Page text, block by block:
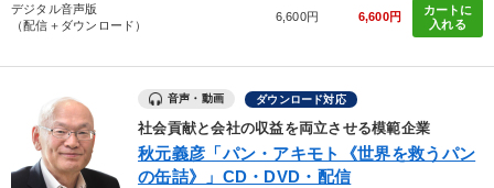
デジタル音声版
（配信＋ダウンロード）
6,600円 6,600円
カートに
入れる
音声・動画 ダウンロード対応
社会貢献と会社の収益を両立させる模範企業
秋元義彦「パン・アキモト《世界を救うパン
の缶詰》」CD・DVD・配信